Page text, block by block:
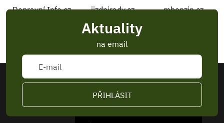
Dopravní Info.cz jizdnirady.cz mbenzin.cz
Aktuality
na email
PŘIHLÁSIT